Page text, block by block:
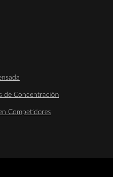
de Concentración
Competidores